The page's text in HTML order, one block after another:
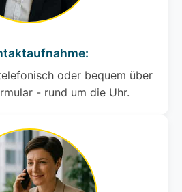
oder bequem über
- rund um die Uhr.